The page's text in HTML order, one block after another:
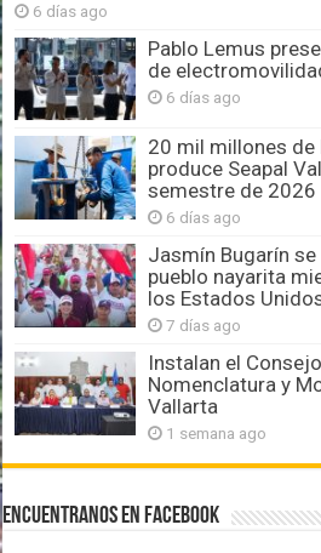
6 días ago
Pablo Lemus
de
6 días ago
20 mil millones de
produce Seapal
semestre de 2026
6 días ago
Jasmín Bugarín
pueblo nayarita
los Estados
7 días ago
Instalan el
Nomenclatura y
Vallarta
1 semana ago
Encuentranos en Facebook